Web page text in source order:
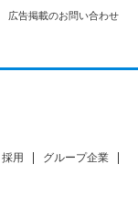
広告掲載のお問い合わせ
採用
グループ企業